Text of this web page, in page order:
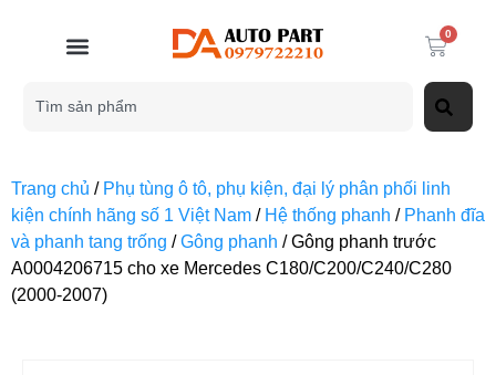
0
Trang chủ / Phụ tùng ô tô, phụ kiện, đại lý phân phối linh
kiện chính hãng số 1 Việt Nam / Hệ thống phanh / Phanh đĩa
và phanh tang trống /Gông phanh / Gông phanh trước
A0004206715 cho xe Mercedes C180/C200/C240/C280
(2000-2007)